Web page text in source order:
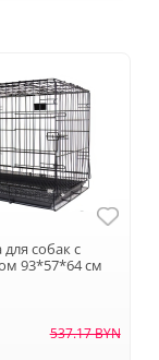
для собак с
93*57*64 см
537.17 BYN